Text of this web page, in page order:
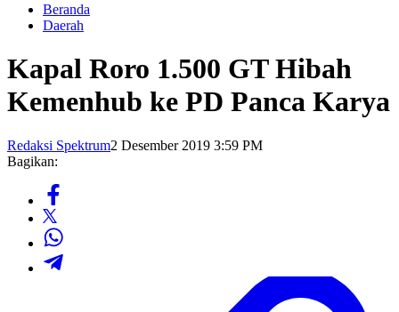
Beranda
Daerah
Kapal Roro 1.500 GT Hibah
Kemenhub ke PD Panca Karya
Redaksi Spektrum2 Desember 2019 3:59 PM
Bagikan: